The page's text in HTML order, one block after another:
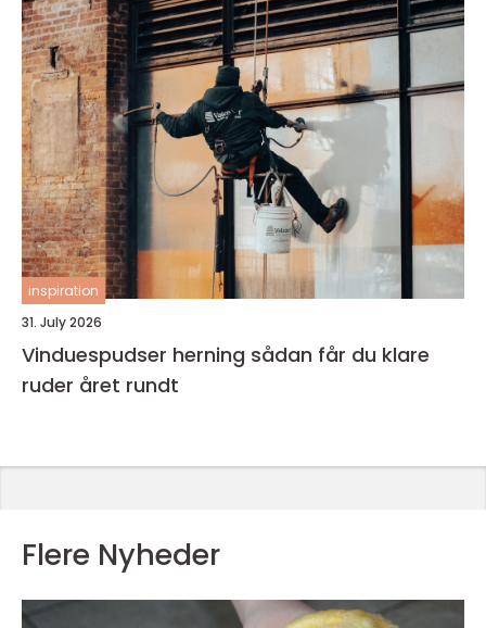
inspiration
31. July 2026
Vinduespudser herning sådan får du klare
ruder året rundt
Flere Nyheder